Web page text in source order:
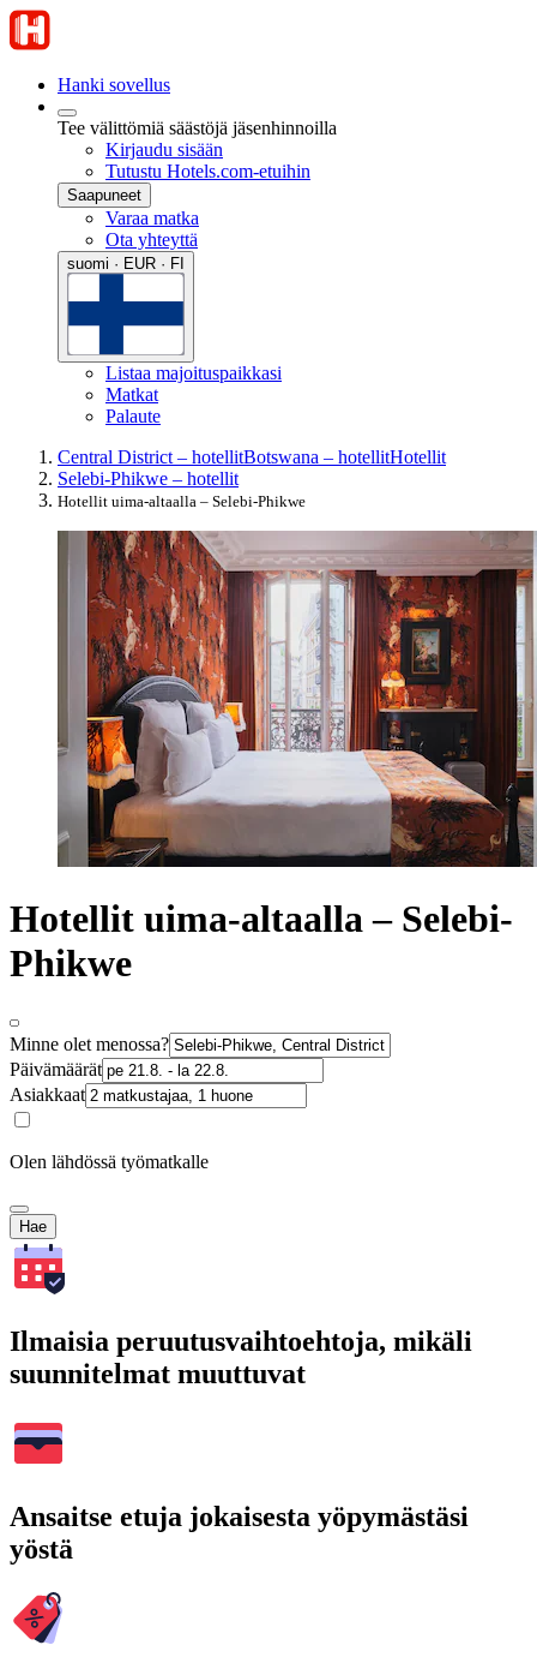
Hanki sovellus
Tee välittömiä säästöjä jäsenhinnoilla
Kirjaudu sisään
Tutustu Hotels.com-etuihin
Saapuneet
Varaa matka
Ota yhteyttä
suomi · EUR · FI
Listaa majoituspaikkasi
Matkat
Palaute
Central District – hotellitBotswana – hotellitHotellit
Selebi-Phikwe – hotellit
Hotellit uima-altaalla – Selebi-Phikwe
Hotellit uima-altaalla – Selebi-
Phikwe
Minne olet menossa?
Päivämäärät
Asiakkaat
Olen lähdössä työmatkalle
Hae
Ilmaisia peruutusvaihtoehtoja, mikäli
suunnitelmat muuttuvat
Ansaitse etuja jokaisesta yöpymästäsi
yöstä